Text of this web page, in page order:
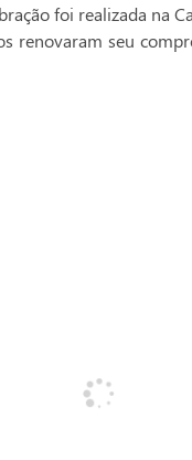
foi realizada na
renovaram seu